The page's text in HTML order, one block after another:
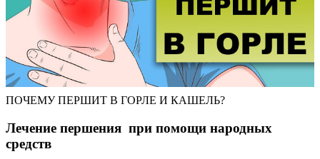
ПОЧЕМУ ПЕРШИТ В ГОРЛЕ И КАШЕЛЬ?
Лечение першения при помощи народных
средств